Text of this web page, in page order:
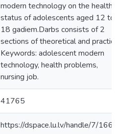
modern technology on the health
status of adolescents aged 12 to
18 gadiem.Darbs consists of 2
sections of theoretical and
Keywords: adolescent modern
technology, health problems,
nursing job.
41765
https://dspace.lu.lv/handle/7/